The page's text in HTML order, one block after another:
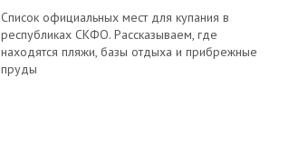
Список официальных мест для купания в
республиках СКФО. Рассказываем, где
находятся пляжи, базы отдыха и прибрежные
пруды